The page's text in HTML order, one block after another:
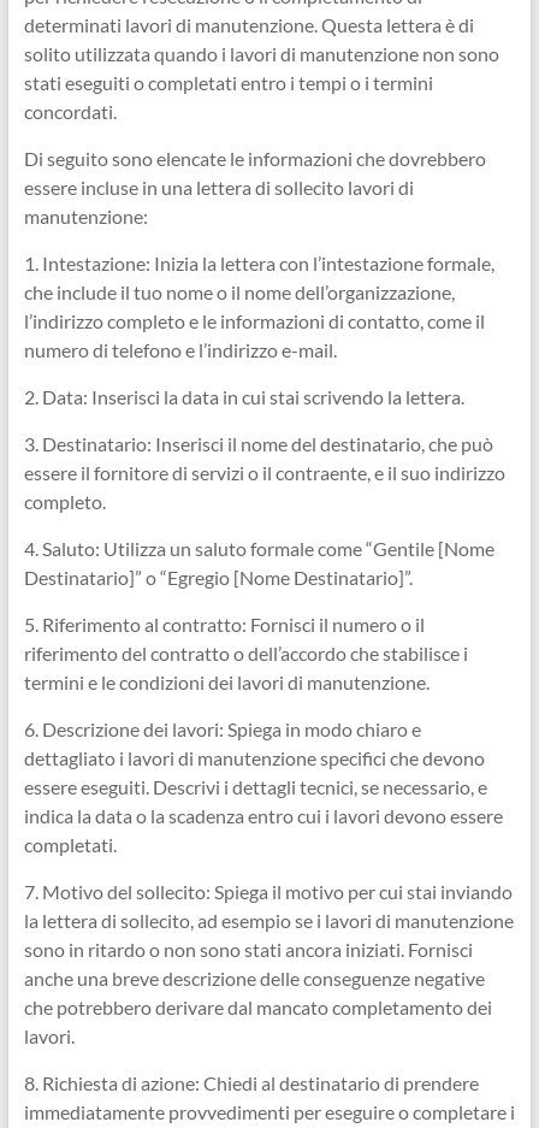
determinati lavori di manutenzione. Questa lettera è di
solito utilizzata quando i lavori di manutenzione non sono
stati eseguiti o completati entro i tempi o i termini
concordati.
Di seguito sono elencate le informazioni che dovrebbero
essere incluse in una lettera di sollecito lavori di
manutenzione:
1. Intestazione: Inizia la lettera con l’intestazione formale,
che include il tuo nome o il nome dell’organizzazione,
l’indirizzo completo e le informazioni di contatto, come il
numero di telefono e l’indirizzo e-mail.
2. Data: Inserisci la data in cui stai scrivendo la lettera.
3. Destinatario: Inserisci il nome del destinatario, che può
essere il fornitore di servizi o il contraente, e il suo indirizzo
completo.
4. Saluto: Utilizza un saluto formale come “Gentile [Nome
Destinatario]” o “Egregio [Nome Destinatario]”.
5. Riferimento al contratto: Fornisci il numero o il
riferimento del contratto o dell’accordo che stabilisce i
termini e le condizioni dei lavori di manutenzione.
6. Descrizione dei lavori: Spiega in modo chiaro e
dettagliato i lavori di manutenzione specifici che devono
essere eseguiti. Descrivi i dettagli tecnici, se necessario, e
indica la data o la scadenza entro cui i lavori devono essere
completati.
7. Motivo del sollecito: Spiega il motivo per cui stai inviando
la lettera di sollecito, ad esempio se i lavori di manutenzione
sono in ritardo o non sono stati ancora iniziati. Fornisci
anche una breve descrizione delle conseguenze negative
che potrebbero derivare dal mancato completamento dei
lavori.
8. Richiesta di azione: Chiedi al destinatario di prendere
immediatamente provvedimenti per eseguire o completare i